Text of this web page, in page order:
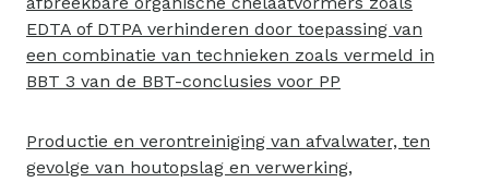
EDTA of DTPA verhinderen door toepassing van
een combinatie van technieken zoals vermeld in
BBT 3 van de BBT-conclusies voor PP
Productie en verontreiniging van afvalwater, ten
gevolge van houtopslag en verwerking,